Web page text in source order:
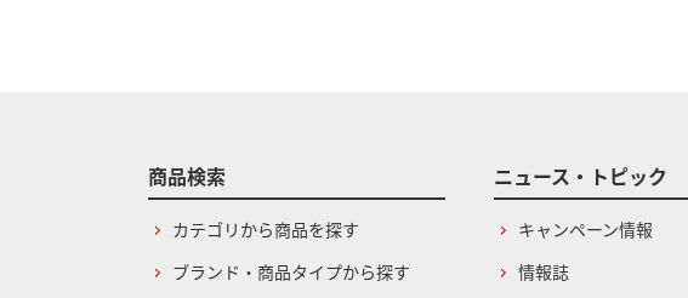
商品検索
カテゴリから商品を探す
ブランド・商品タイプから探す
ニュース・トピック
キャンペーン情報
情報誌